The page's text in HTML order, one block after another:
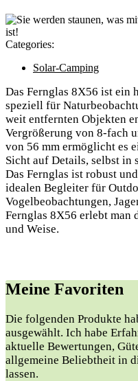
Categories:
Solar-Camping
Das Fernglas 8X56 ist ein
speziell für
weit entfernten Objekten
Vergrößerung von 8-fach
von 56 mm ermöglicht es
Sicht auf Details, selbst in
Das Fernglas ist robust
idealen Begleiter für
Vogelbeobachtungen,
Fernglas 8X56 erlebt man
und Weise.
Meine Favoriten
Die folgenden Produkte
ausgewählt. Ich habe
aktuelle Bewertungen,
allgemeine Beliebtheit in
lassen.